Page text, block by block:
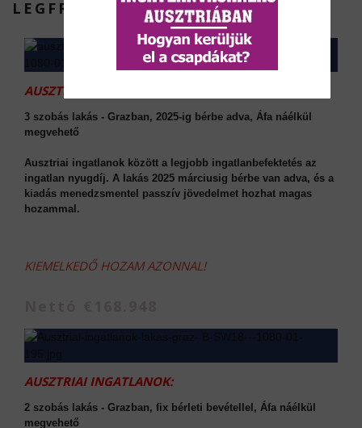
LEGFRISSEBB AJÁNLATAINK
AUSZTRIAI INGATLANOK:
3 szobás lakás - Grazban, 2025-ig bérbe adva, Áfa náélkül
megvehető
Ausztriai ingatlanok között a legjobb ingatlanbefektetés az
ingatlan nyugdíj. A lakás 2025 márciusig bérbe van adva, és a
kiadás menedzsmentel passzív jövedelmet hozhat magas
hozammal.
KIEMELKEDŐ HOZAM AZONNAL!
AUSZTRIAI INGATLANOK:
2 szobás lakás - Grazban, fix bérleti bevétellel, Áfa náélkül
megvehető